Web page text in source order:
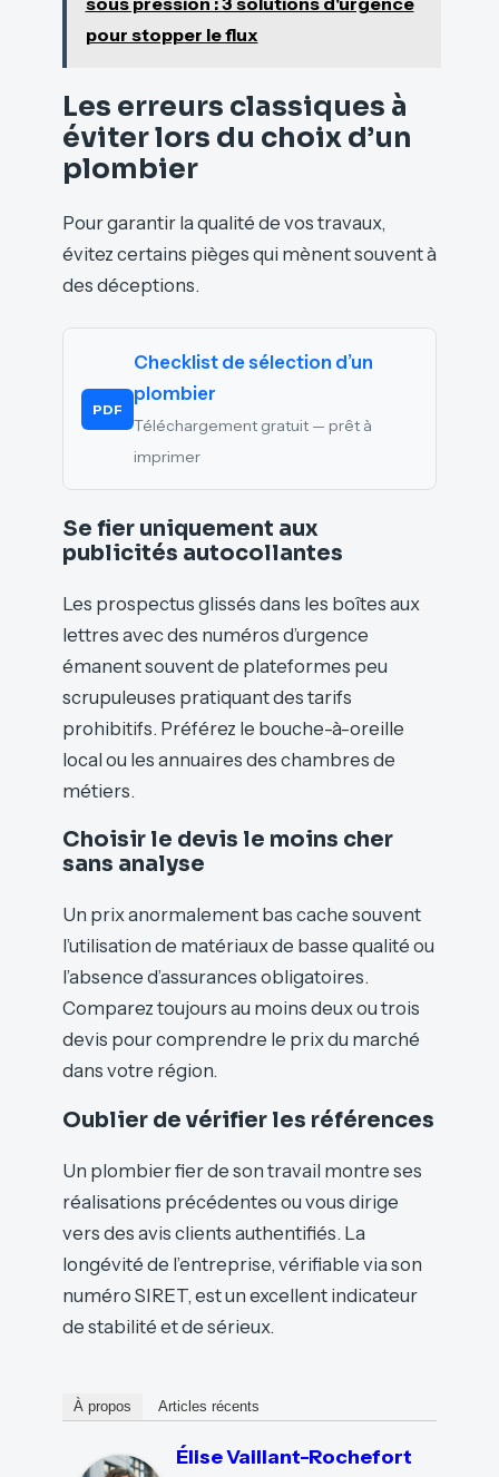
pour stopper le flux
Les erreurs classiques à
éviter lors du choix d’un
plombier
Pour garantir la qualité de vos travaux,
évitez certains pièges qui mènent souvent à
des déceptions.
PDF
Checklist de sélection d’un
plombier
Téléchargement gratuit — prêt à
imprimer
Se fier uniquement aux
publicités autocollantes
Les prospectus glissés dans les boîtes aux
lettres avec des numéros d’urgence
émanent souvent de plateformes peu
scrupuleuses pratiquant des tarifs
prohibitifs. Préférez le bouche-à-oreille
local ou les annuaires des chambres de
métiers.
Choisir le devis le moins cher
sans analyse
Un prix anormalement bas cache souvent
l’utilisation de matériaux de basse qualité ou
l’absence d’assurances obligatoires.
Comparez toujours au moins deux ou trois
devis pour comprendre le prix du marché
dans votre région.
Oublier de vérifier les références
Un plombier fier de son travail montre ses
réalisations précédentes ou vous dirige
vers des avis clients authentifiés. La
longévité de l’entreprise, vérifiable via son
numéro SIRET, est un excellent indicateur
de stabilité et de sérieux.
À propos Articles récents
Élise Vaillant-Rochefort